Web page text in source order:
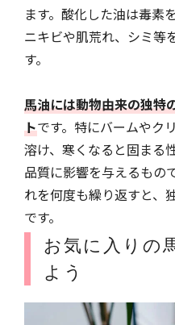
ます。酸化した油は毒素
ニキビや肌荒れ、シミ等
す。
馬油には動物由来の独特
トです。特にバームやク
溶け、寒くなると固まる
品質に影響を与えるもの
れを何度も繰り返すと、
です。
お気に入りの
よう